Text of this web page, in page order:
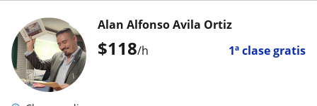
$118/h 1ª clase gratis
Alan Alfonso Avila Ortiz